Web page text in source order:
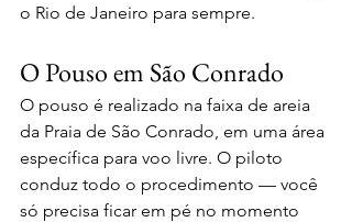
o Rio de Janeiro para sempre.
O Pouso em São Conrado
O pouso é realizado na faixa de areia
da Praia de São Conrado, em uma área
específica para voo livre. O piloto
conduz todo o procedimento — você
só precisa ficar em pé no momento